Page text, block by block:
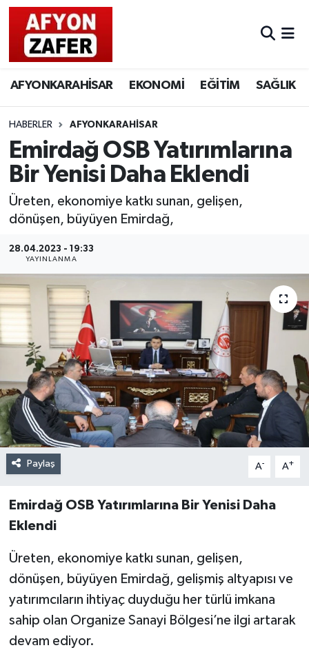
AFYONKARAHİSAR EKONOMİ EĞİTİM SAĞLIK
HABERLER AFYONKARAHİSAR
Emirdağ OSB Yatırımlarına
Bir Yenisi Daha Eklendi
Üreten, ekonomiye katkı sunan, gelişen,
dönüşen, büyüyen Emirdağ,
28.04.2023 - 19:33
YAYINLANMA
Paylaş A- A+
Emirdağ OSB Yatırımlarına Bir Yenisi Daha
Eklendi
Üreten, ekonomiye katkı sunan, gelişen,
dönüşen, büyüyen Emirdağ, gelişmiş altyapısı ve
yatırımcıların ihtiyaç duyduğu her türlü imkana
sahip olan Organize Sanayi Bölgesi’ne ilgi artarak
devam ediyor.